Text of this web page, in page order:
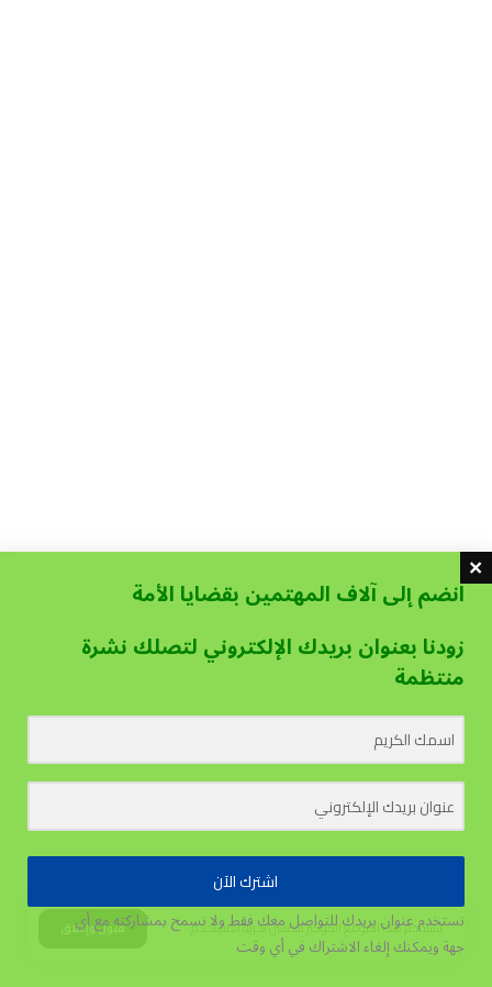
يستخدم هذا الموقع الكوكيز لتحسين تجربة المستخدم. قبول وإغلاق
انضم إلى آلاف المهتمين بقضايا الأمة
زودنا بعنوان بريدك الإلكتروني لتصلك نشرة
منتظمة
اشترك الآن
نستخدم عنوان بريدك للتواصل معك فقط ولا نسمح بمشاركته مع أي
جهةويمكنك إلغاء الاشتراك في أي وقت